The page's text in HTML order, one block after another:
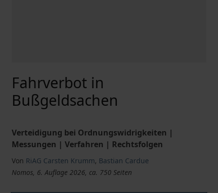
Fahrverbot in
Bußgeldsachen
Verteidigung bei Ordnungswidrigkeiten |
Messungen | Verfahren | Rechtsfolgen
Von RiAG Carsten Krumm, Bastian Cardue
Nomos, 6. Auflage 2026, ca. 750 Seiten